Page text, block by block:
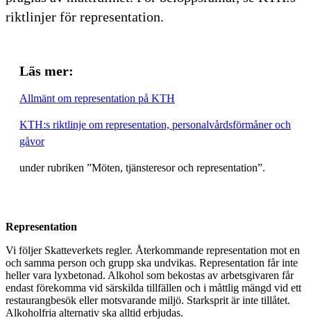
riktlinjer för representation.
Läs mer:
Allmänt om representation på KTH
KTH:s riktlinje om representation, personalvårdsförmåner och
gåvor
under rubriken ”Möten, tjänsteresor och representation”.
Representation
Vi följer Skatteverkets regler. Återkommande representation mot en
och samma person och grupp ska undvikas. Representation får inte
heller vara lyxbetonad. Alkohol som bekostas av arbetsgivaren får
endast förekomma vid särskilda tillfällen och i måttlig mängd vid ett
restaurangbesök eller motsvarande miljö. Starksprit är inte tillåtet.
Alkoholfria alternativ ska alltid erbjudas.